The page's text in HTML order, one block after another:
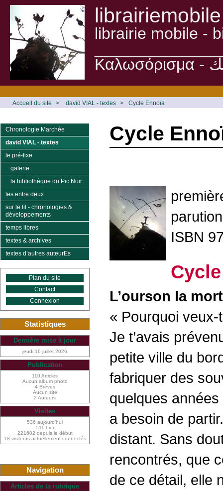
librairiemobile
librairie mobile -
Accueil du site > david VIAL - textes > Cycle Ennoïa
Cycle
ISBN
L’ourson la
« Pourquoi
Je t’avais
petite ville du
fabriquer des
quelques
a besoin de
distant. Sans
rencontrés, que
de ce détail, elle
Chronologie Marchée
david VIAL - textes
le pré-fixe
galerie
la bibliothèque du Pic Noir
les entre deux
sur le fil - chronologies &
développements
temps libres
textes & archives
textes d’autres auteurEs
Plan du site
Contact
Connexion
Statistiques
Dernière mise à jour
jeudi 16 juillet 2026
Publication
110 Articles
Aucun album photo
4 Brèves
Aucun site
2 Auteurs
Visites
536 aujourd’hui
511 hier
221602 depuis le début
18 visiteurs actuellement connectés
Navigation
Articles de la rubrique